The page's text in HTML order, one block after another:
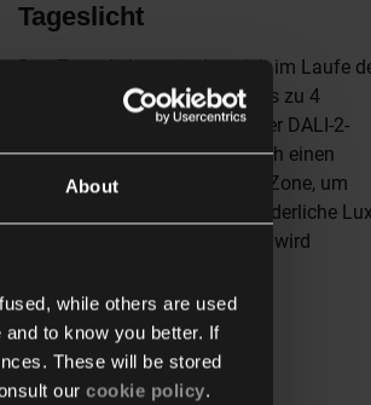
About
while others are used
to know you better. If
These will be stored
our cookie policy.
Tageslicht
Das Tageslicht verändert sich im Laufe
Tages. Deshalb können Sie bis zu 4
Tageslichtzonen einstellen. Der DALI-2-
Melder berechnet kontinuierlich einen
geeigneten Lichtwert für jede Zone, um
sicherzustellen, dass der erforderliche
Wert überall im Raum erreicht wird